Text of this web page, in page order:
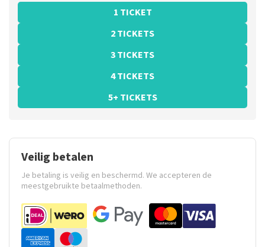
1 TICKET
2 TICKETS
3 TICKETS
4 TICKETS
5+ TICKETS
Veilig betalen
Je betaling is veilig en beschermd. We accepteren de
meestgebruikte betaalmethoden.